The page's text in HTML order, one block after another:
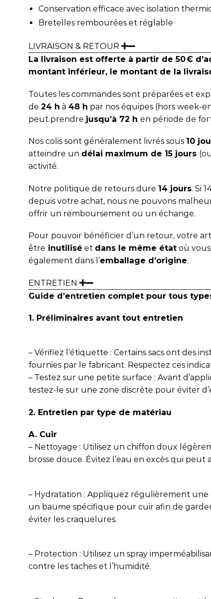
Conservation efficace avec isolation
Bretelles rembourées et réglable
LIVRAISON & RETOUR
La livraison est offerte à partir de 50 €
montant inférieur, le montant de la
Toutes les commandes sont préparées et
de 24 h à 48 h par nos équipes (hors week-
peut prendre jusqu’à 72 h en période de
Nos colis sont généralement livrés sous 10
atteindre un délai maximum de 15 jours
activité.
Notre politique de retours dure 14 jours. Si
depuis votre achat, nous ne pouvons
offrir un remboursement ou un échange.
Pour pouvoir bénéficier d’un retour, votre
être inutilisé et dans le même état où
également dans l’emballage d’origine.
ENTRETIEN
Guide d’entretien complet pour tous
1. Préliminaires avant tout entretien
– Vérifiez l’étiquette : Certains sacs ont des
fournies par le fabricant. Respectez ces
– Testez sur une petite surface : Avant
testez-le sur une zone discrète pour éviter
2. Entretien par type de matériau
A. Cuir
– Nettoyage : Utilisez un chiffon doux
brosse douce. Évitez l’eau en excès qui peut
– Hydratation : Appliquez régulièrement une
un baume spécifique pour cuir afin de
éviter les craquelures.
– Protection : Utilisez un spray
contre les taches et l’humidité.